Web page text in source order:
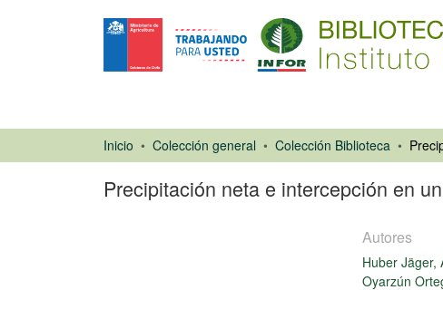
Inicio Colección general Colección Biblioteca
Precipitación neta e intercepción en
Autores
Huber Jäger,
Oyarzún